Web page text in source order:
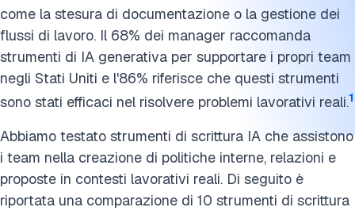
come la stesura di documentazione o la gestione dei
flussi di lavoro. Il 68% dei manager raccomanda
strumenti di IA generativa per supportare i propri team
negli Stati Uniti e l'86% riferisce che questi strumenti
sono stati efficaci nel risolvere problemi lavorativi reali.1
Abbiamo testato strumenti di scrittura IA che assistono
i team nella creazione di politiche interne, relazioni e
proposte in contesti lavorativi reali. Di seguito è
riportata una comparazione di 10 strumenti di scrittura